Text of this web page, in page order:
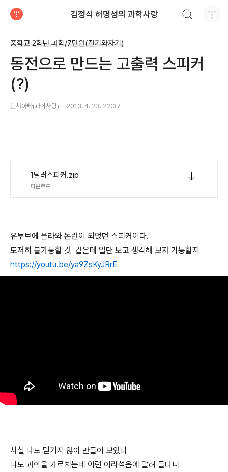
김정식 허명성의 과학사랑
중학교 2학년 과학/7단원(전기와자기)
동전으로 만드는 고출력 스피커
(?)
민서아빠(과학사랑) 2013. 4. 23. 22:37
1달러스피커.zip
다운로드
유투브에 올라와 논란이 되었던 스피커이다.
도저히 불가능할 것 같은데 일단 보고 생각해 보자 가능할지
https://youtu.be/ya9ZsKyJRrE
사실 나도 믿기지 않아 만들어 보았다
나도 과학을 가르치는데 이런 어리석음에 말려 들다니